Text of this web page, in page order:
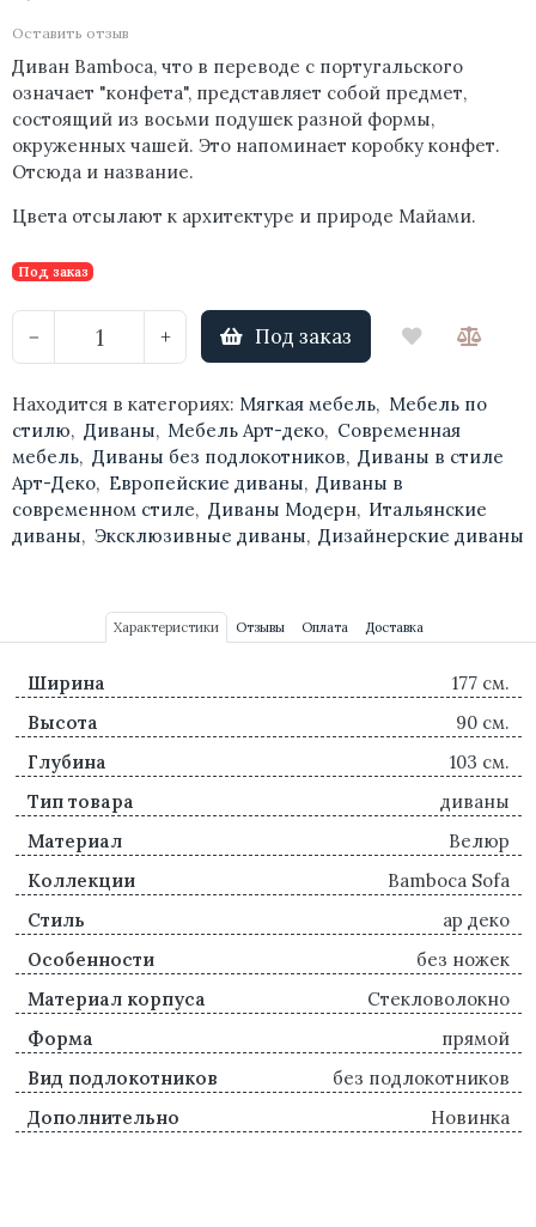
Оставить отзыв
Диван Bamboca, что в переводе с португальского
означает "конфета", представляет собой предмет,
состоящий из восьми подушек разной формы,
окруженных чашей. Это напоминает коробку конфет.
Отсюда и название.
Цвета отсылают к архитектуре и природе Майами.
Под заказ
− + Под заказ
Находится в категориях: Мягкая мебель, Мебель по
стилю, Диваны, Мебель Арт-деко, Современная
мебель, Диваны без подлокотников, Диваны в стиле
Арт-Деко, Европейские диваны, Диваны в
современном стиле, Диваны Модерн, Итальянские
диваны, Эксклюзивные диваны, Дизайнерские диваны
Характеристики Отзывы Оплата Доставка
Ширина
177 см.
Высота
90 см.
Глубина
103 см.
Тип товара
диваны
Материал
Велюр
Коллекции
Bamboca Sofa
Стиль
ар деко
Особенности
без ножек
Материал корпуса
Стекловолокно
Форма
прямой
Вид подлокотников
без подлокотников
Дополнительно
Новинка